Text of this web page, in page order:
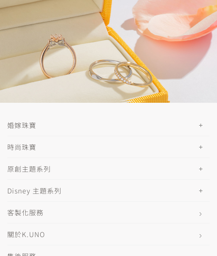
婚嫁珠寶
時尚珠寶
原創主題系列
Disney 主題系列
客製化服務
關於K.UNO